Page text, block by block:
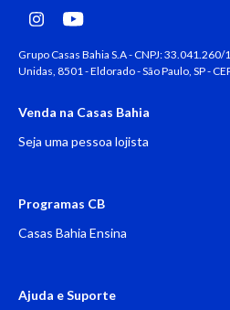
Grupo Casas Bahia S.A - CNPJ:
Unidas, 8501 - Eldorado - São Paulo, SP -
Venda na Casas Bahia
Seja uma pessoa lojista
Programas CB
Casas Bahia Ensina
Ajuda e Suporte